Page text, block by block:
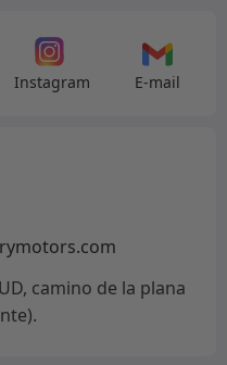
Instagram E-mail
camino de la plana